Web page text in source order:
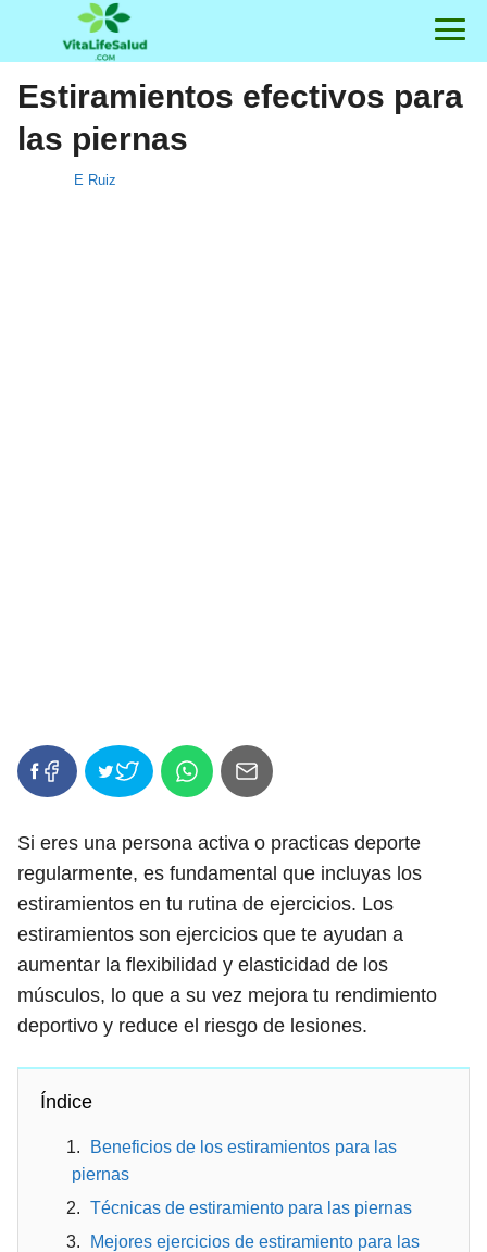
Estiramientos efectivos para
las piernas
E Ruiz
Si eres una persona activa o practicas deporte
regularmente, es fundamental que incluyas los
estiramientos en tu rutina de ejercicios. Los
estiramientos son ejercicios que te ayudan a
aumentar la flexibilidad y elasticidad de los
músculos, lo que a su vez mejora tu rendimiento
deportivo y reduce el riesgo de lesiones.
Índice
Beneficios de los estiramientos para las
piernas
Técnicas de estiramiento para las piernas
Mejores ejercicios de estiramiento para las